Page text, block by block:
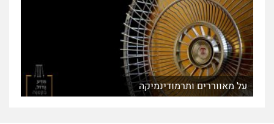
על מאווררים ותרמודינמיקה